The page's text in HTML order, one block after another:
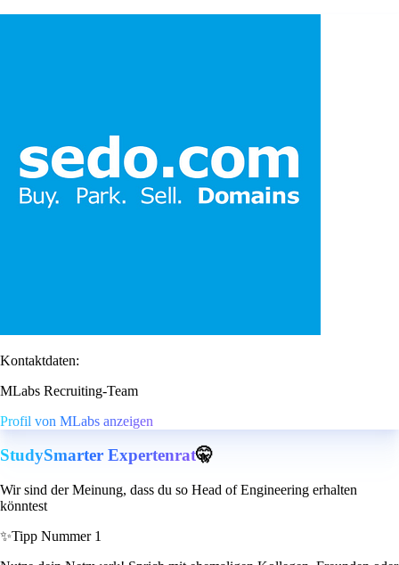
Kontaktdaten:
MLabs Recruiting-Team
Profil von MLabs anzeigen
StudySmarter Expertenrat🤫
Wir sind der Meinung, dass du so Head of Engineering erhalten
könntest
✨Tipp Nummer 1